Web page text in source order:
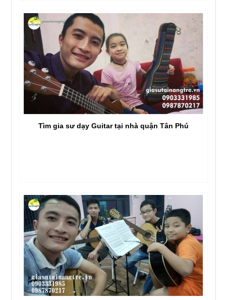
Tìm gia sư dạy Guitar tại nhà quận Tân Phú